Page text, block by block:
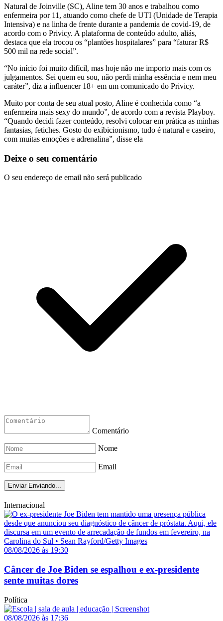
Natural de Joinville (SC), Aline tem 30 anos e trabalhou como
enfermeira por 11, atuando como chefe de UTI (Unidade de Terapia
Intensiva) e na linha de frente durante a pandemia de covid-19, de
acordo com o Privicy. A plataforma de conteúdo adulto, aliás,
destaca que ela trocou os “plantões hospitalares” para “faturar R$
500 mil na rede social”.
“No início foi muito difícil, mas hoje não me importo mais com os
julgamentos. Sei quem eu sou, não perdi minha essência e nem meu
caráter”, diz a influencer 18+ em um comunicado do Privicy.
Muito por conta de seu atual posto, Aline é conhecida como “a
enfermeira mais sexy do mundo”, de acordo com a revista Playboy.
“Quando decidi fazer conteúdo, resolvi colocar em prática as minhas
fantasias, fetiches. Gosto do exibicionismo, tudo é natural e caseiro,
com muitas emoções e adrenalina”, disse ela
Deixe o seu comentário
O seu endereço de email não será publicado
Comentário
Nome
Email
Enviar Enviando...
Internacional
08/08/2026 às 19:30
Câncer de Joe Biden se espalhou e ex-presidente
sente muitas dores
Política
08/08/2026 às 17:36